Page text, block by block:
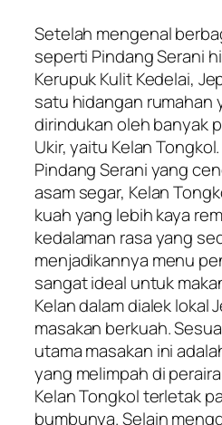
Setelah mengenal
seperti Pindang Serani
Kerupuk Kulit Kedelai,
satu hidangan rumahan
dirindukan oleh banyak
Ukir, yaitu Kelan
Pindang Serani yang
asam segar, Kelan
kuah yang lebih kaya
kedalaman rasa yang
menjadikannya menu
sangat ideal untuk
​Kelan dalam dialek lokal
masakan berkuah.
utama masakan ini
yang melimpah di
Kelan Tongkol terletak
bumbunya. Selain